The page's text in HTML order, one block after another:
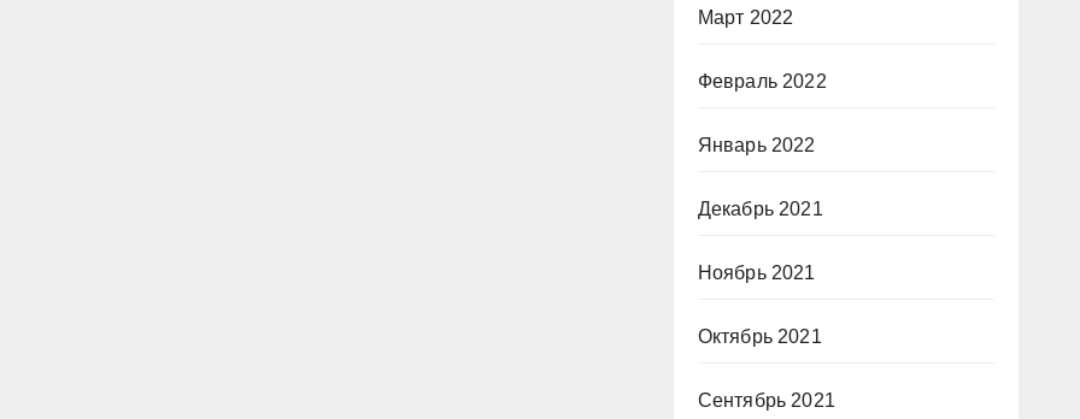
Март 2022
Февраль 2022
Январь 2022
Декабрь 2021
Ноябрь 2021
Октябрь 2021
Сентябрь 2021